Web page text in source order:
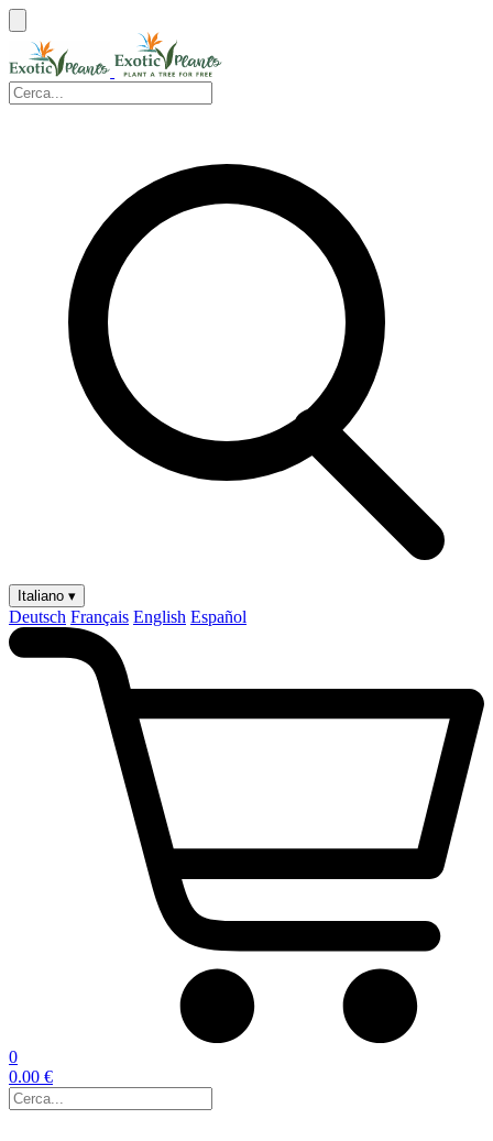
Italiano ▾
Deutsch Français English Español
0
0.00 €